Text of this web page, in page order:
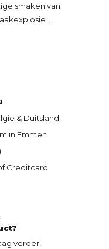
smaken van
& Duitsland
in Emmen
Creditcard
verder!